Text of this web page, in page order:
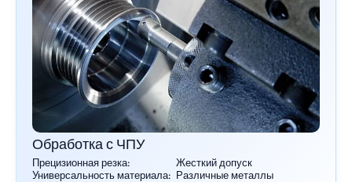
Обработка с ЧПУ
Прецизионная резка:
Жесткий допуск
Универсальность материала: Различные металлы